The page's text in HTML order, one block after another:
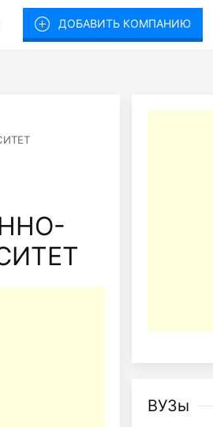
ДОБАВИТЬ КОМПАНИЮ
ВУЗы